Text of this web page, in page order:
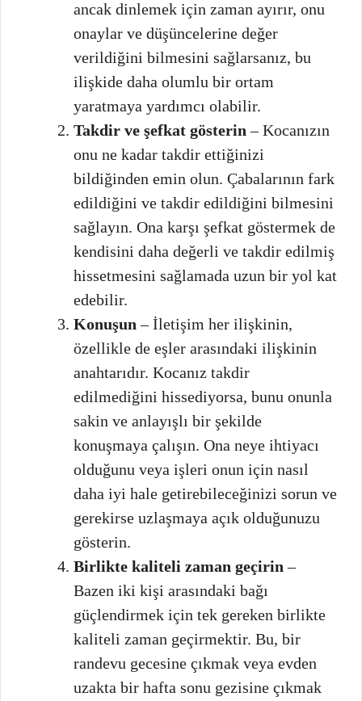
ancak dinlemek için zaman ayırır, onu
onaylar ve düşüncelerine değer
verildiğini bilmesini sağlarsanız, bu
ilişkide daha olumlu bir ortam
yaratmaya yardımcı olabilir.
Takdir ve şefkat gösterin – Kocanızın
onu ne kadar takdir ettiğinizi
bildiğinden emin olun. Çabalarının fark
edildiğini ve takdir edildiğini bilmesini
sağlayın. Ona karşı şefkat göstermek de
kendisini daha değerli ve takdir edilmiş
hissetmesini sağlamada uzun bir yol kat
edebilir.
Konuşun – İletişim her ilişkinin,
özellikle de eşler arasındaki ilişkinin
anahtarıdır. Kocanız takdir
edilmediğini hissediyorsa, bunu onunla
sakin ve anlayışlı bir şekilde
konuşmaya çalışın. Ona neye ihtiyacı
olduğunu veya işleri onun için nasıl
daha iyi hale getirebileceğinizi sorun ve
gerekirse uzlaşmaya açık olduğunuzu
gösterin.
Birlikte kaliteli zaman geçirin –
Bazen iki kişi arasındaki bağı
güçlendirmek için tek gereken birlikte
kaliteli zaman geçirmektir. Bu, bir
randevu gecesine çıkmak veya evden
uzakta bir hafta sonu gezisine çıkmak